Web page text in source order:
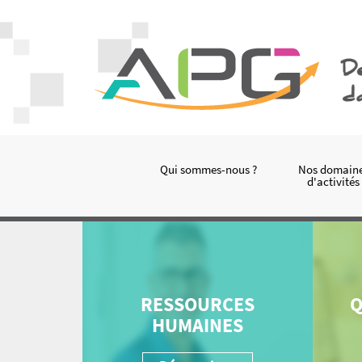
Qui sommes-nous ? Nos
d'activités
RESSOURCES
HUMAINES